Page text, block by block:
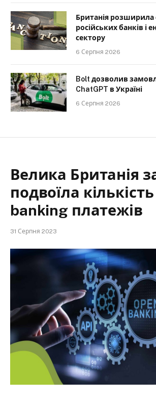
Британія розширила
російських банків і
сектору
6 Серпня 2026
Bolt дозволив
ChatGPT в Україні
6 Серпня 2026
Велика Британія
подвоїла
banking платежів
31 Серпня 2023